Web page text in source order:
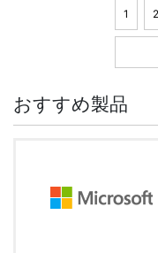
1 2
おすすめ製品